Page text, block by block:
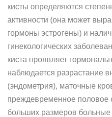
кисты определяются
активности (она может
гормоны эстрогены) и
гинекологических
киста проявляет
наблюдается разрастание
(эндометрия), маточные
преждевременное половое
больших размеров